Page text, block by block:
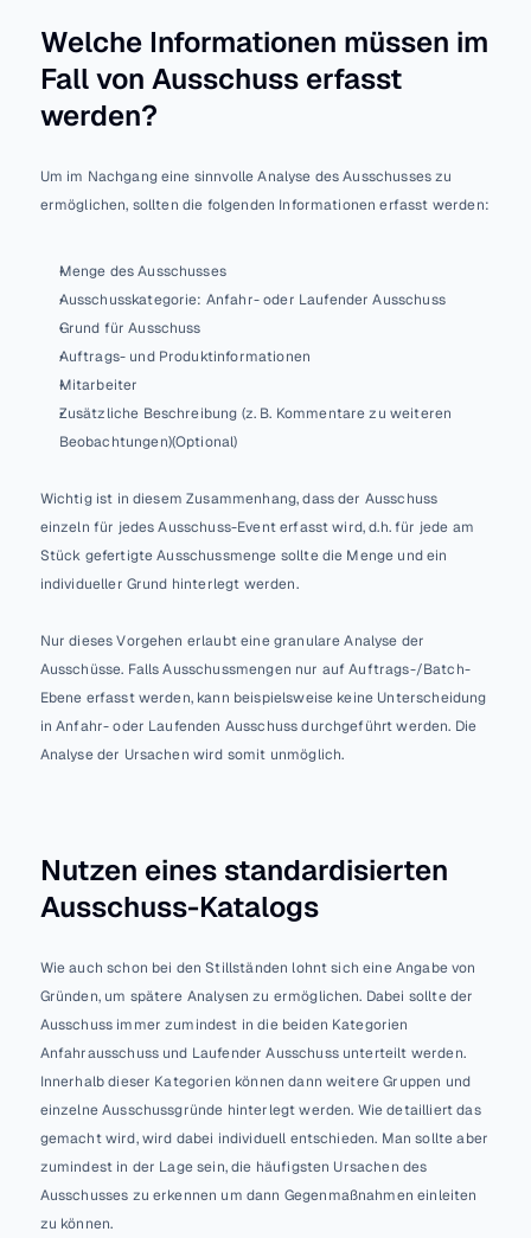
Welche Informationen müssen im
Fall von Ausschuss erfasst
werden?
Um im Nachgang eine sinnvolle Analyse des Ausschusses zu
ermöglichen, sollten die folgenden Informationen erfasst werden:
Menge des Ausschusses
Ausschusskategorie: Anfahr- oder Laufender Ausschuss
Grund für Ausschuss
Auftrags- und Produktinformationen
Mitarbeiter
Zusätzliche Beschreibung (z. B. Kommentare zu weiteren
Beobachtungen)(Optional)
Wichtig ist in diesem Zusammenhang, dass der Ausschuss
einzeln für jedes Ausschuss-Event erfasst wird, d.h. für jede am
Stück gefertigte Ausschussmenge sollte die Menge und ein
individueller Grund hinterlegt werden.
Nur dieses Vorgehen erlaubt eine granulare Analyse der
Ausschüsse. Falls Ausschussmengen nur auf Auftrags-/Batch-
Ebene erfasst werden, kann beispielsweise keine Unterscheidung
in Anfahr- oder Laufenden Ausschuss durchgeführt werden. Die
Analyse der Ursachen wird somit unmöglich.
Nutzen eines standardisierten
Ausschuss-Katalogs
Wie auch schon bei den Stillständen lohnt sich eine Angabe von
Gründen, um spätere Analysen zu ermöglichen. Dabei sollte der
Ausschuss immer zumindest in die beiden Kategorien
Anfahrausschuss und Laufender Ausschuss unterteilt werden.
Innerhalb dieser Kategorien können dann weitere Gruppen und
einzelne Ausschussgründe hinterlegt werden. Wie detailliert das
gemacht wird, wird dabei individuell entschieden. Man sollte aber
zumindest in der Lage sein, die häufigsten Ursachen des
Ausschusses zu erkennen um dann Gegenmaßnahmen einleiten
zu können.